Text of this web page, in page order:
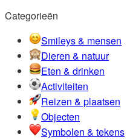
Categorieën
Smileys & mensen
Dieren & natuur
Eten & drinken
Activiteiten
Reizen & plaatsen
Objecten
Symbolen & tekens